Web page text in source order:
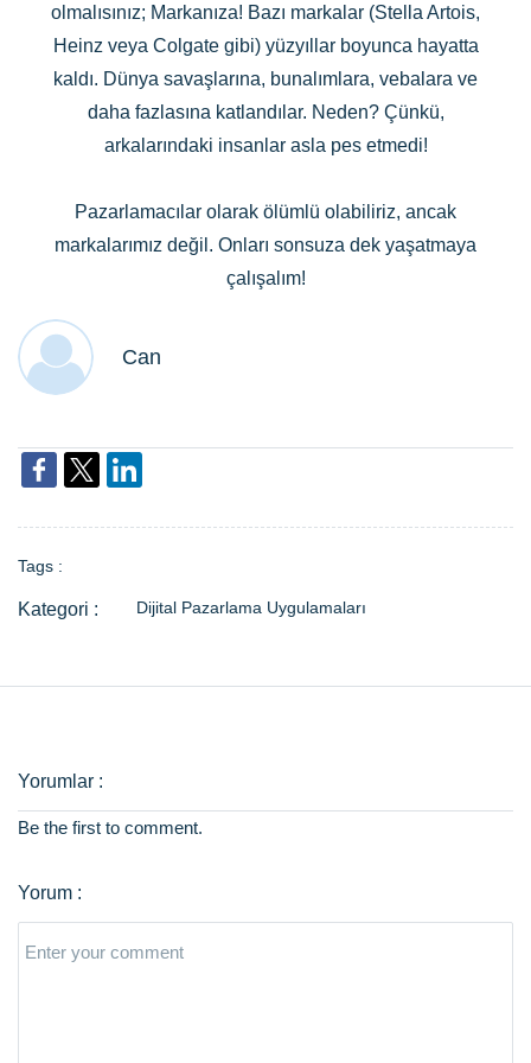
olmalısınız; Markanıza! Bazı markalar (Stella Artois,
Heinz veya Colgate gibi) yüzyıllar boyunca hayatta
kaldı. Dünya savaşlarına, bunalımlara, vebalara ve
daha fazlasına katlandılar. Neden? Çünkü,
arkalarındaki insanlar asla pes etmedi!
Pazarlamacılar olarak ölümlü olabiliriz, ancak
markalarımız değil. Onları sonsuza dek yaşatmaya
çalışalım!
Can
Tags :
Dijital Pazarlama Uygulamaları
Be the first to comment.